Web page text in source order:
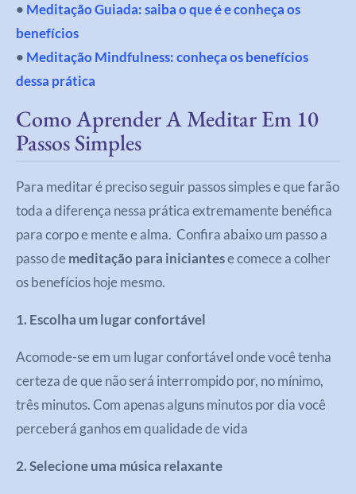
• Meditação Guiada: saiba o que é e conheça os
benefícios
• Meditação Mindfulness: conheça os benefícios
dessa prática
Como Aprender A Meditar Em 10
Passos Simples
Para meditar é preciso seguir passos simples e que farão
toda a diferença nessa prática extremamente benéfica
para corpo e mente e alma. Confira abaixo um passo a
passo de meditação para iniciantese comece a colher
os benefícios hoje mesmo.
1. Escolha um lugar confortável
Acomode-se em um lugar confortável onde você tenha
certeza de que não será interrompido por, no mínimo,
três minutos. Com apenas alguns minutos por dia você
perceberá ganhos em qualidade de vida
2. Selecione uma música relaxante